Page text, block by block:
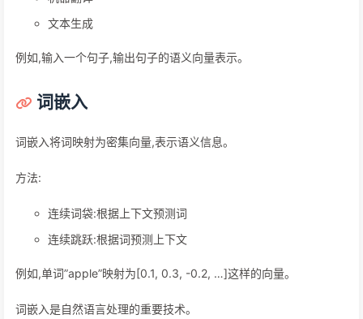
文本生成
例如,输入一个句子,输出句子的语义向量表示。
词嵌入
词嵌入将词映射为密集向量,表示语义信息。
方法:
连续词袋:根据上下文预测词
连续跳跃:根据词预测上下文
例如,单词”apple”映射为[0.1, 0.3, -0.2, …]这样的向量。
词嵌入是自然语言处理的重要技术。